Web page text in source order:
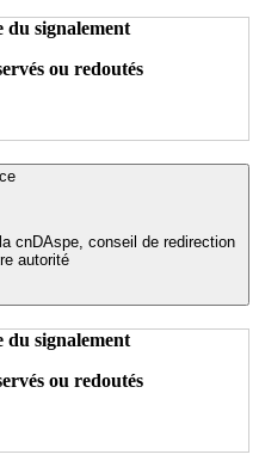
du signalement
ou redoutés
cnDAspe, conseil de redirection
autorité
du signalement
ou redoutés